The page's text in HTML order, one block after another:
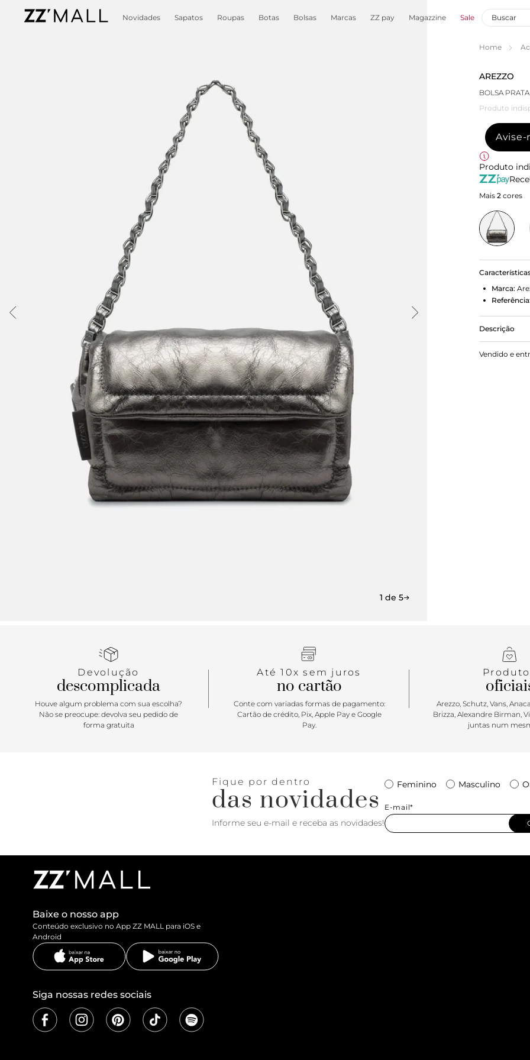
Novidades Sapatos Roupas Botas Bolsas Marcas ZZ pay Magazzine Sale
1 de 5
Home
AREZZO
BOLSA
Produto
Avise-
Produto
Mais 2 cores
Marca:
Referência:
Descrição
Bolsa
Vendido e
Devolução
descomplicada
Houve algum problema com sua escolha?
Não se preocupe: devolva seu pedido de
forma gratuita
Até 10x sem juros
no cartão
Conte com variadas formas de pagamento:
Cartão de crédito, Pix, Apple Pay e Google
Pay.
Arezzo, Schutz, Vans,
Brizza, Alexandre Birman,
juntas num
Fique por dentro
das novidades
Informe seu e-mail e receba as novidades!
Feminino Masculino
E-mail*
Baixe o nosso app
Conteúdo exclusivo no App ZZ MALL para iOS e
Android
Siga nossas redes sociais